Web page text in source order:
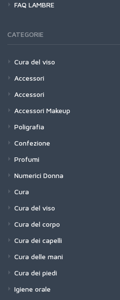
FAQ LAMBRE
CATEGORIE
Cura del viso
Accessori
Accessori
Accessori Makeup
Poligrafia
Confezione
Profumi
Numerici Donna
Cura
Cura del viso
Cura del corpo
Cura dei capelli
Cura delle mani
Cura dei piedi
Igiene orale